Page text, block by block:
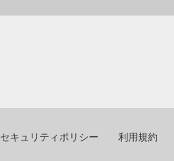
セキュリティポリシー 利用規約